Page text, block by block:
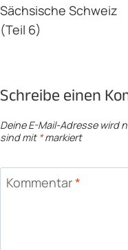
Sächsische Schweiz
(Teil 6)
Schreibe einen
Deine E-Mail-Adresse wird
sind mit *markiert
Kommentar*